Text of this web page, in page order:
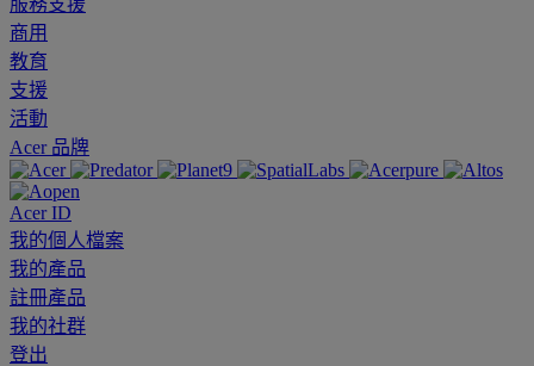
服務支援
商用
教育
支援
活動
Acer 品牌
Acer ID
我的個人檔案
我的產品
註冊產品
我的社群
登出